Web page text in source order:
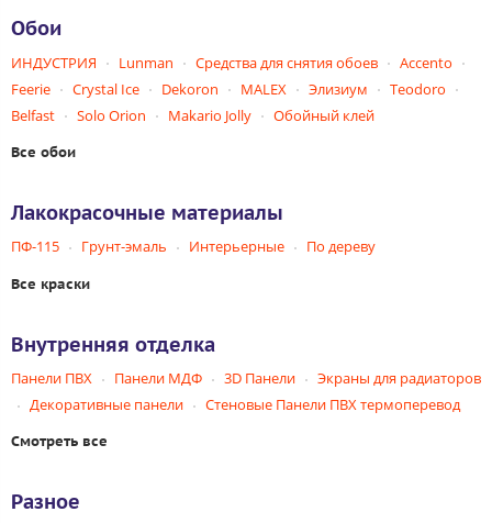
Обои
ИНДУСТРИЯ Lunman Средства для снятия обоев
Accento
Feerie
Crystal Ice Dekoron MALEX Элизиум
Teodoro
Belfast
Solo Orion Makario Jolly Обойный клей
Все обои
Лакокрасочные материалы
ПФ-115 Грунт-эмаль Интерьерные По дереву
Все краски
Внутренняя отделка
Панели ПВХ Панели МДФ 3D Панели
Экраны для радиаторов
Декоративные панели
Стеновые Панели ПВХ термоперевод
Смотреть все
Разное